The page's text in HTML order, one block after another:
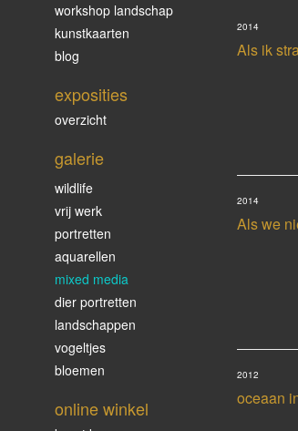
Als ik
2014
Als we
2014
oceaan
2012
workshop landschap
kunstkaarten
blog
exposities
overzicht
galerie
wildlife
vrij werk
portretten
aquarellen
mixed media
dier portretten
landschappen
vogeltjes
bloemen
online winkel